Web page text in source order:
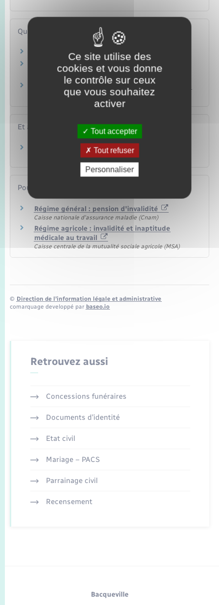
Questions ? Réponses !
La pension d'invalidité est-elle saisissable ?
Peut-on cumuler la pension d'invalidité avec
d'autres revenus ?
Pension d'invalidité : quelle conséquence si vos
ressources augmentent ?
Et aussi
Pour en savoir plus
Régime général : pension d'invalidité
Caisse nationale d'assurance maladie (Cnam)
Régime agricole : invalidité et inaptitude
médicale au travail
Caisse centrale de la mutualité sociale agricole (MSA)
© Direction de l’information légale et administrative
comarquage developpé par baseo.io
Retrouvez aussi
Concessions funéraires
Documents d’identité
Etat civil
Mariage – PACS
Parrainage civil
Recensement
Bacqueville
Ce site utilise des
cookies et vous donne
le contrôle sur ceux
que vous souhaitez
activer
Tout accepter
Tout refuser
Personnaliser